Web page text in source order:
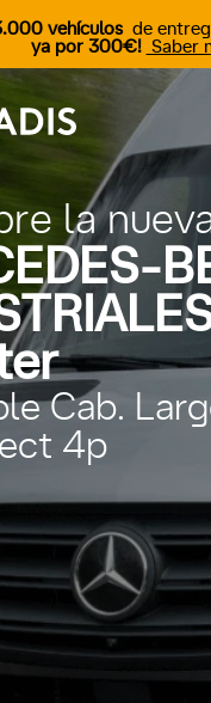
vehículos de
ya por 300€! Saber
la
Cab.
4p